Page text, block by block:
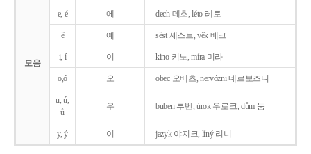
모음
e, é 에 dech 데흐, léto 레토
ě 예 sěst 셰스트, věk 베크
i, í 이 kino 키노, míra 미라
o,ó 오 obec 오베츠, nervózni 네르보즈니
u, ú,
ů
우 buben 부벤, úrok 우로크, dům 둠
y, ý 이 jazyk야지크, líný 리니